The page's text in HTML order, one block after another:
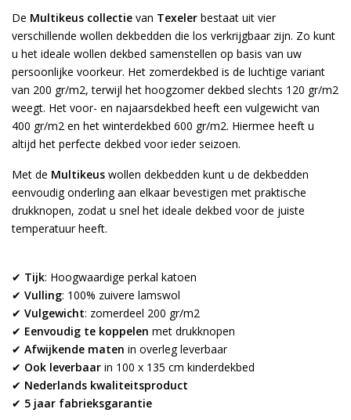
De Multikeus collectie van Texeler bestaat uit vier
verschillende wollen dekbedden die los verkrijgbaar zijn. Zo kunt
u het ideale wollen dekbed samenstellen op basis van uw
persoonlijke voorkeur. Het zomerdekbed is de luchtige variant
van 200 gr/m2, terwijl het hoogzomer dekbed slechts 120 gr/m2
weegt. Het voor- en najaarsdekbed heeft een vulgewicht van
400 gr/m2 en het winterdekbed 600 gr/m2. Hiermee heeft u
altijd het perfecte dekbed voor ieder seizoen.
Met de Multikeus wollen dekbedden kunt u de dekbedden
eenvoudig onderling aan elkaar bevestigen met praktische
drukknopen, zodat u snel het ideale dekbed voor de juiste
temperatuur heeft.
✔ Tijk: Hoogwaardige perkal katoen
✔ Vulling: 100% zuivere lamswol
✔ Vulgewicht: zomerdeel 200 gr/m2
✔ Eenvoudig te koppelen met drukknopen
✔ Afwijkende maten in overleg leverbaar
✔ Ook leverbaar in 100 x 135 cm kinderdekbed
✔ Nederlands kwaliteitsproduct
✔ 5 jaar fabrieksgarantie